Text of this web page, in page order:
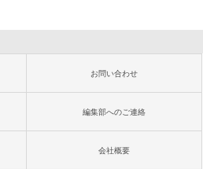
お問い合わせ
編集部へのご連絡
会社概要